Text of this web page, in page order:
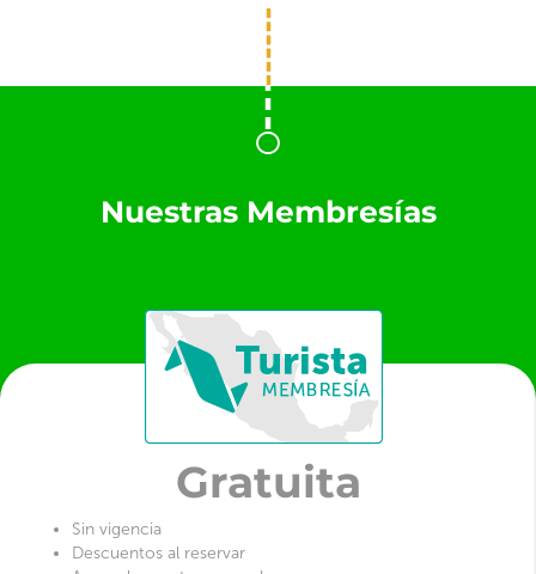
Nuestras Membresías
Gratuita
Sin vigencia
Descuentos al reservar